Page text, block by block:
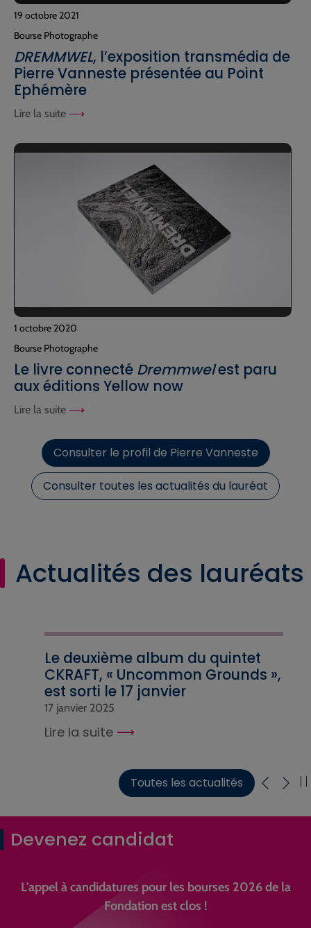
19 octobre 2021
Bourse Photographe
DREMMWEL, l’exposition transmédia de
Pierre Vanneste présentée au Point
Ephémère
Lire la suite
1 octobre 2020
Bourse Photographe
Le livre connecté Dremmwelest paru
aux éditions Yellow now
Lire la suite
Consulter le profil de Pierre Vanneste
Consulter toutes les actualités du lauréat
Actualités des lauréats
Le deuxième album du quintet
CKRAFT, « Uncommon Grounds »,
est sorti le 17 janvier
17 janvier 2025
Lire la suite
Toutes les actualités
Devenez candidat
L'appel à candidatures pour les bourses 2026 de la
Fondation est clos !